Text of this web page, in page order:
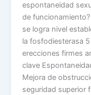
espontaneidad
de
se logra nivel
la fosfodiesterasa
erecciones firmes
clave
Mejora de
seguridad superior